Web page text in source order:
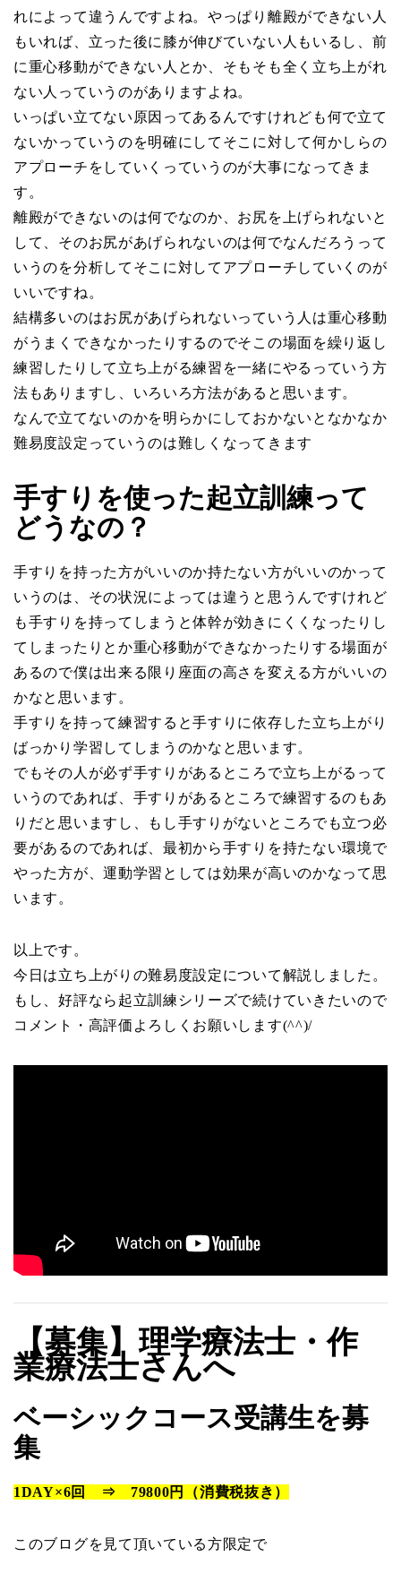
れによって違うんですよね。やっぱり離殿ができない人
もいれば、立った後に膝が伸びていない人もいるし、前
に重心移動ができない人とか、そもそも全く立ち上がれ
ない人っていうのがありますよね。
いっぱい立てない原因ってあるんですけれども何で立て
ないかっていうのを明確にしてそこに対して何かしらの
アプローチをしていくっていうのが大事になってきま
す。
離殿ができないのは何でなのか、お尻を上げられないと
して、そのお尻があげられないのは何でなんだろうって
いうのを分析してそこに対してアプローチしていくのが
いいですね。
結構多いのはお尻があげられないっていう人は重心移動
がうまくできなかったりするのでそこの場面を繰り返し
練習したりして立ち上がる練習を一緒にやるっていう方
法もありますし、いろいろ方法があると思います。
なんで立てないのかを明らかにしておかないとなかなか
難易度設定っていうのは難しくなってきます
手すりを使った起立訓練って
どうなの？
手すりを持った方がいいのか持たない方がいいのかって
いうのは、その状況によっては違うと思うんですけれど
も手すりを持ってしまうと体幹が効きにくくなったりし
てしまったりとか重心移動ができなかったりする場面が
あるので僕は出来る限り座面の高さを変える方がいいの
かなと思います。
手すりを持って練習すると手すりに依存した立ち上がり
ばっかり学習してしまうのかなと思います。
でもその人が必ず手すりがあるところで立ち上がるって
いうのであれば、手すりがあるところで練習するのもあ
りだと思いますし、もし手すりがないところでも立つ必
要があるのであれば、最初から手すりを持たない環境で
やった方が、運動学習としては効果が高いのかなって思
います。
以上です。
今日は立ち上がりの難易度設定について解説しました。
もし、好評なら起立訓練シリーズで続けていきたいので
コメント・高評価よろしくお願いします(^^)/
【募集】理学療法士・作
業療法士さんへ
ベーシックコース受講生を募
集
1DAY×6回 ⇒ 79800円（消費税抜き）
このブログを見て頂いている方限定で